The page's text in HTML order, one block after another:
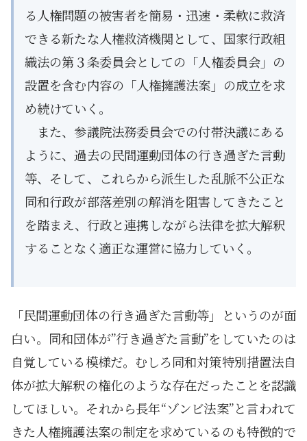
る人権問題の被害者を簡易・迅速・柔軟に救済
できる新たな人権救済機関として、国家行政組
織法の第３条委員会としての「人権委員会」の
設置を含む内容の「人権擁護法案」の成立を求
め続けていく。
また、参議院法務委員会での付帯決議にある
ように、過去の民間運動団体の行き過ぎた言動
等、そして、これらから派生した乱脈不公正な
同和行政が部落差別の解消を阻害してきたこと
を踏まえ、行政と連携しながら法律を拡大解釈
することなく適正な運営に協力していく。
「民間運動団体の行き過ぎた言動等」というのが面
白い。同和団体が”行き過ぎた言動”をしていたのは
自覚している模様だ。むしろ同和対策特別措置法自
体が拡大解釈の権化のような存在だったことを認識
してほしい。それから長年“ゾンビ法案”と言われて
きた人権擁護法案の制定を求めているのも特徴的で